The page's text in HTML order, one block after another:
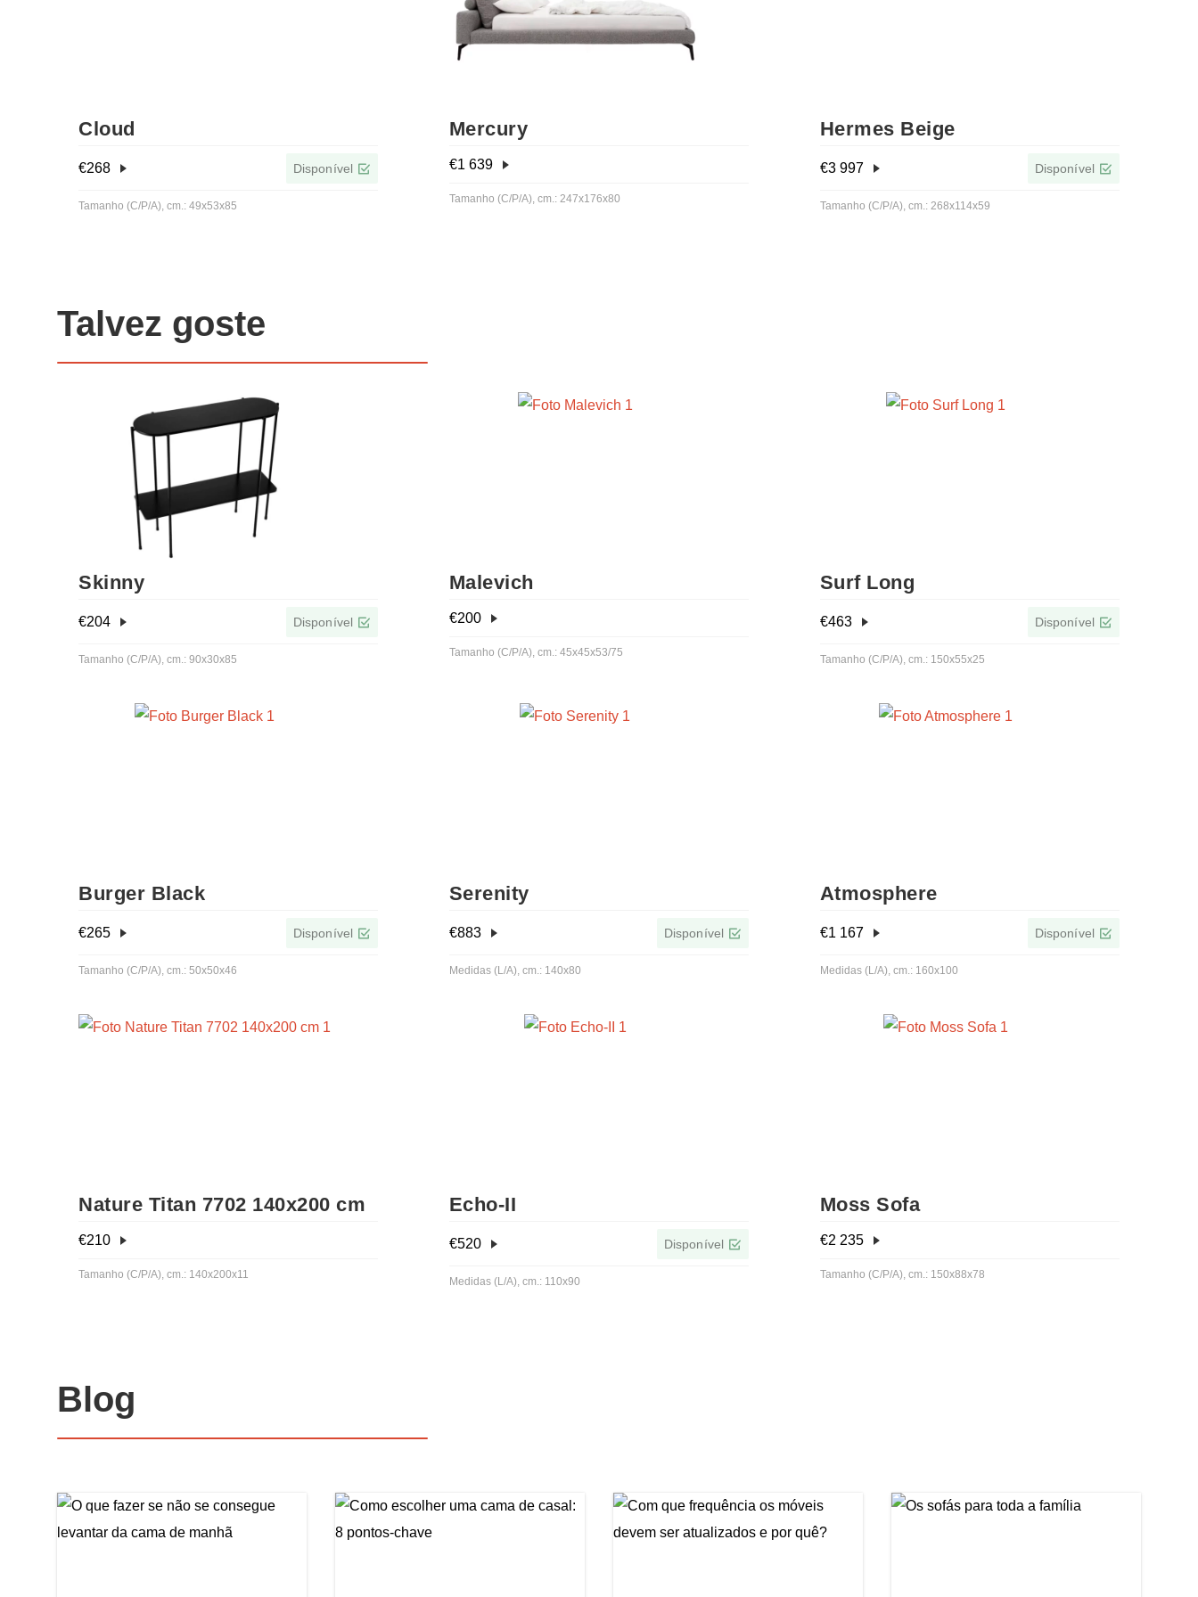
Cloud
€268 Disponível
Tamanho (C/P/A), cm.: 49x53x85
Mercury
€1 639
Tamanho (C/P/A), cm.: 247x176x80
Hermes Beige
€3 997 Disponível
Tamanho (C/P/A), cm.: 268x114x59
Talvez goste
Skinny
€204 Disponível
Tamanho (C/P/A), cm.: 90x30x85
Malevich
€200
Tamanho (C/P/A), cm.: 45x45x53/75
Surf Long
€463 Disponível
Tamanho (C/P/A), cm.: 150x55x25
Burger Black
€265 Disponível
Tamanho (C/P/A), cm.: 50x50x46
Serenity
€883 Disponível
Medidas (L/A), cm.: 140x80
Atmosphere
€1 167 Disponível
Medidas (L/A), cm.: 160x100
Nature Titan 7702 140x200 cm
€210
Tamanho (C/P/A), cm.: 140x200x11
Echo-IІ
€520 Disponível
Medidas (L/A), cm.: 110x90
Moss Sofa
€2 235
Tamanho (C/P/A), cm.: 150x88x78
Blog